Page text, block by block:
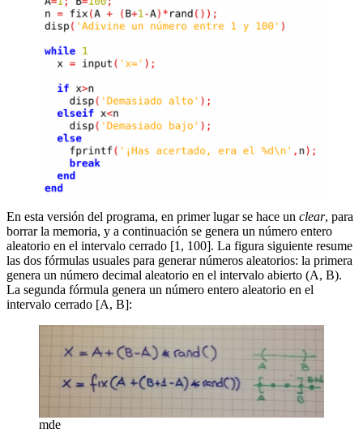
En esta versión del programa, en primer lugar se hace un clear, para
borrar la memoria, y a continuación se genera un número entero
aleatorio en el intervalo cerrado [1, 100]. La figura siguiente resume
las dos fórmulas usuales para generar números aleatorios: la primera
genera un número decimal aleatorio en el intervalo abierto (A, B).
La segunda fórmula genera un número entero aleatorio en el
intervalo cerrado [A, B]:
mde